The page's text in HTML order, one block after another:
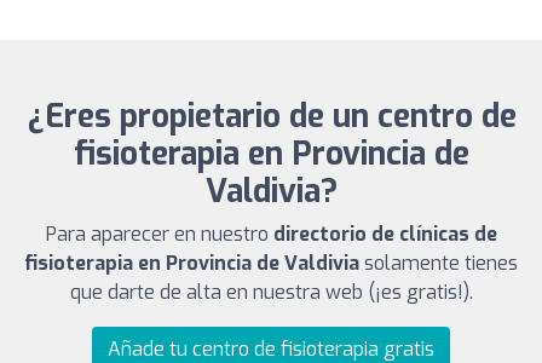
¿Eres propietario de un centro de
fisioterapia en Provincia de
Valdivia?
Para aparecer en nuestro directorio de clínicas de
fisioterapia en Provincia de Valdiviasolamente tienes
que darte de alta en nuestra web (¡es gratis!).
Añade tu centro de fisioterapia gratis